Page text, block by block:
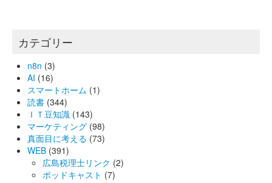
カテゴリー
n8n (3)
AI (16)
スマートホーム (1)
読書 (344)
ＩＴ豆知識 (143)
マーケティング (98)
真面目に考える (73)
WEB (391)
広島税理士リンク (2)
ポッドキャスト (7)